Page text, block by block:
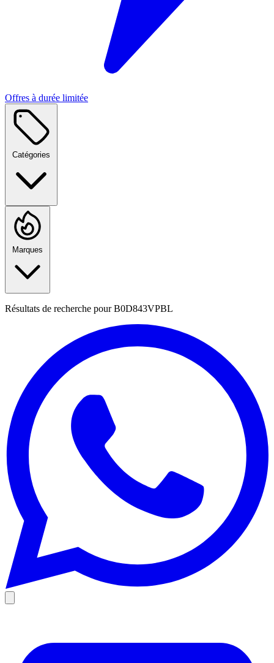
Offres à durée limitée
Catégories
Marques
Résultats de recherche pourB0D843VPBL